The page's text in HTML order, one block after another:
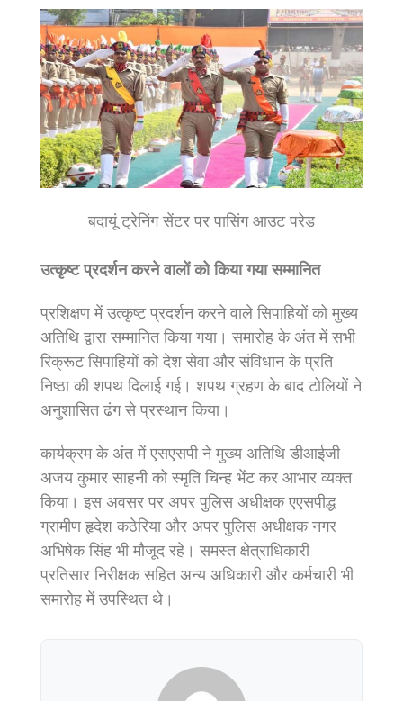
बदायूं ट्रेनिंग सेंटर पर पासिंग आउट परेड
उत्कृष्ट प्रदर्शन करने वालों को किया गया सम्मानित
प्रशिक्षण में उत्कृष्ट प्रदर्शन करने वाले सिपाहियों को मुख्य
अतिथि द्वारा सम्मानित किया गया। समारोह के अंत में सभी
रिक्रूट सिपाहियों को देश सेवा और संविधान के प्रति
निष्ठा की शपथ दिलाई गई। शपथ ग्रहण के बाद टोलियों ने
अनुशासित ढंग से प्रस्थान किया।
कार्यक्रम के अंत में एसएसपी ने मुख्य अतिथि डीआईजी
अजय कुमार साहनी को स्मृति चिन्ह भेंट कर आभार व्यक्त
किया। इस अवसर पर अपर पुलिस अधीक्षक एएसपीद्ध
ग्रामीण हृदेश कठेरिया और अपर पुलिस अधीक्षक नगर
अभिषेक सिंह भी मौजूद रहे। समस्त क्षेत्राधिकारी
प्रतिसार निरीक्षक सहित अन्य अधिकारी और कर्मचारी भी
समारोह में उपस्थित थे।